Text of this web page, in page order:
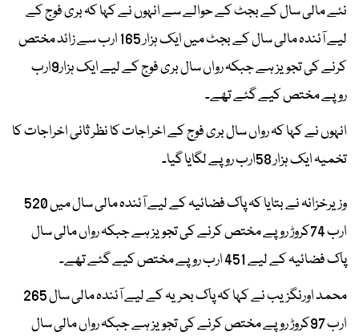
نئے مالی سال کے بجٹ کے حوالے سے انہوں نے کہا کہ بری فوج کے
لیے آئندہ مالی سال کے بجٹ میں ایک ہزار 165 ارب سے زائد مختص
کرنے کی تجویز ہے جبکہ رواں سال بری فوج کے لیے ایک ہزار9ارب
روپے مختص کیے گئے تھے۔
انہوں نے کہا کہ رواں سال بری فوج کے اخراجات کا نظر ثانی اخراجات کا
تخمیہ ایک ہزار 58ارب روپے لگایا گیا۔
وزیرخزانہ نے بتایا کہ پاک فضائیہ کے لیے آئندہ مالی سال میں 520
ارب 74کروڑ روپے مختص کرنے کی تجویز ہے جبکہ رواں مالی سال
پاک فضائیہ کے لیے 451 ارب روپے مختص کیے گئے تھے۔
محمد اورنگزیب نے کہا کہ پاک بحریہ کے لیے آئندہ مالی سال 265
ارب 97کروڑ روپے مختص کرنے کی تجویز ہے جبکہ رواں مالی سال